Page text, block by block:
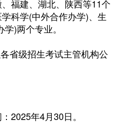
福建、湖北、陕西等11个
科学(中外合作办学)、生
)两个专业。
级招生考试主管机构公
年4月30日。